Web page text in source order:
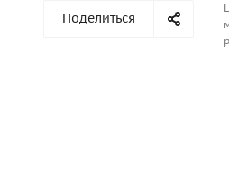
Поделиться